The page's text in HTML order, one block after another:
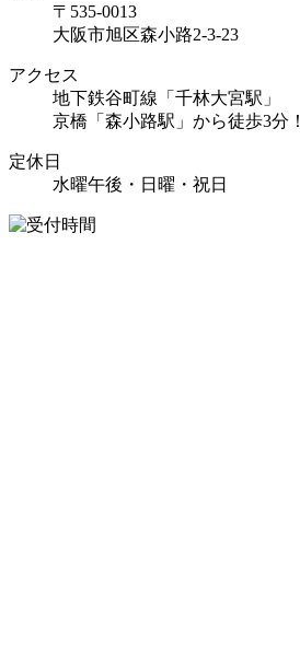
〒535-0013
大阪市旭区森小路2-3-23
アクセス
地下鉄谷町線「千林大宮駅」
京橋「森小路駅」から徒歩3分！
定休日
水曜午後・日曜・祝日